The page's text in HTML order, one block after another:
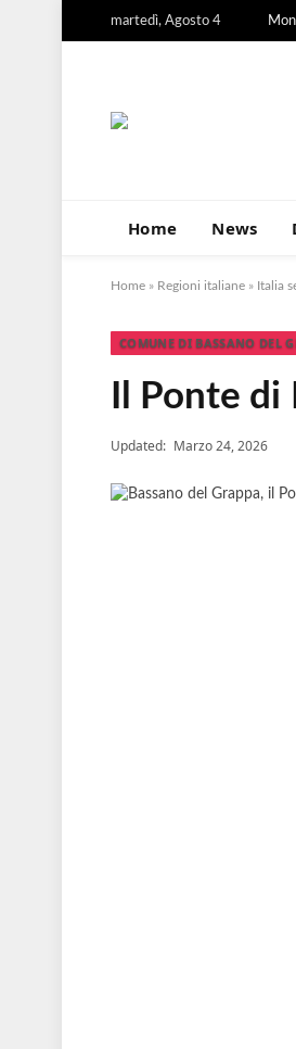
martedì, Agosto 4
Home News
Home » Regioni italiane » Italia
COMUNE DI BASSANO DEL
Il Ponte di
Updated: Marzo 24, 2026